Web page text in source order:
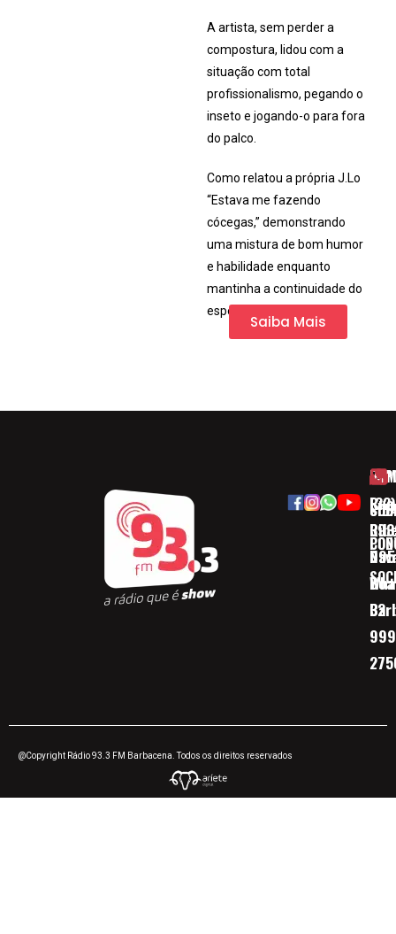
A artista, sem perder a
compostura, lidou com a
situação com total
profissionalismo, pegando o
inseto e jogando-o para fora
do palco.
Como relatou a própria J.Lo
“Estava me fazendo
cócegas,” demonstrando
uma mistura de bom humor
e habilidade enquanto
mantinha a continuidade do
espetáculo.
Saiba Mais
(32)
32
@Copyright Rádio 93.3 FM Barbacena. Todos os direitos reservados